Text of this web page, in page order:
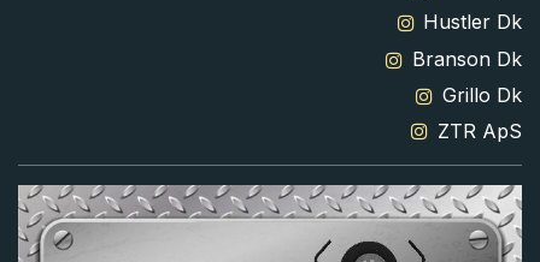
Hustler Dk
Branson Dk
Grillo Dk
ZTR ApS